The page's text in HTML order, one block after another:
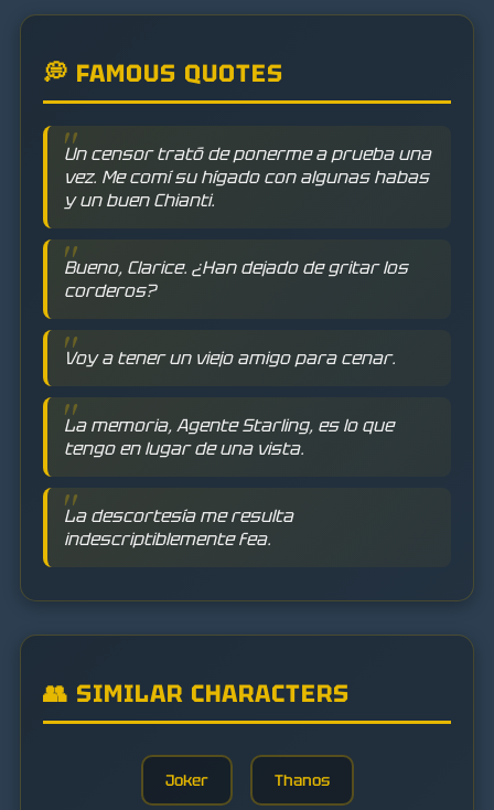
💭 FAMOUS QUOTES
Un censor trató de ponerme a prueba una
vez. Me comí su hígado con algunas habas
y un buen Chianti.
Bueno, Clarice. ¿Han dejado de gritar los
corderos?
Voy a tener un viejo amigo para cenar.
La memoria, Agente Starling, es lo que
tengo en lugar de una vista.
La descortesía me resulta
indescriptiblemente fea.
👥 SIMILAR CHARACTERS
Joker Thanos